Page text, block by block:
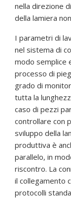
nella direzione
della lamiera
I parametri di
nel sistema di
modo semplice
processo di
grado di
tutta la
caso di pezzi
controllare con
sviluppo della
produttiva è
parallelo, in
riscontro. La
il collegamento
protocolli